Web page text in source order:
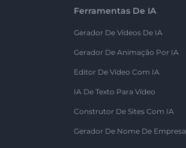
Ferramentas De IA
Gerador De Vídeos De IA
Gerador De Animação Por IA
Editor De Vídeo Com IA
IA De Texto Para Vídeo
Construtor De Sites Com IA
Gerador De Nome De Empresa